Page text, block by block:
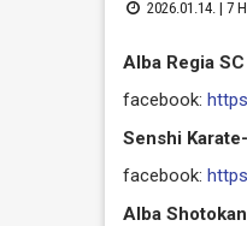
2026.01.14. | 7
Alba Regia
facebook:
Senshi
facebook:
Alba